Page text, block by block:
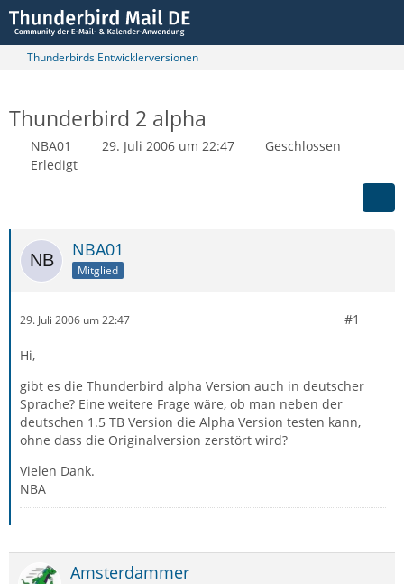
Thunderbirds Entwicklerversionen
Thunderbird 2 alpha
NBA01 29. Juli 2006 um 22:47
Geschlossen
Erledigt
NBA01
Mitglied
29. Juli 2006 um 22:47 #1
Hi,
gibt es die Thunderbird alpha Version auch in deutscher
Sprache? Eine weitere Frage wäre, ob man neben der
deutschen 1.5 TB Version die Alpha Version testen kann,
ohne dass die Originalversion zerstört wird?
Vielen Dank.
NBA
Amsterdammer